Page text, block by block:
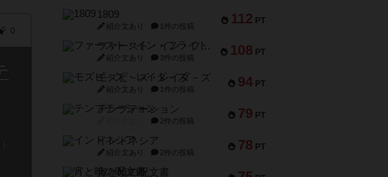
0
112 PT
1809
紹介文あり 1件の投稿
108 PT
ファースト・イン・フライト
紹介文あり 3件の投稿
94 PT
モズビ－ズ・レイダ－ズ
紹介文あり 1件の投稿
79 PT
テンプテーション
2件の投稿
78 PT
インドネシア
紹介文あり 2件の投稿
宵と暁の呪文書